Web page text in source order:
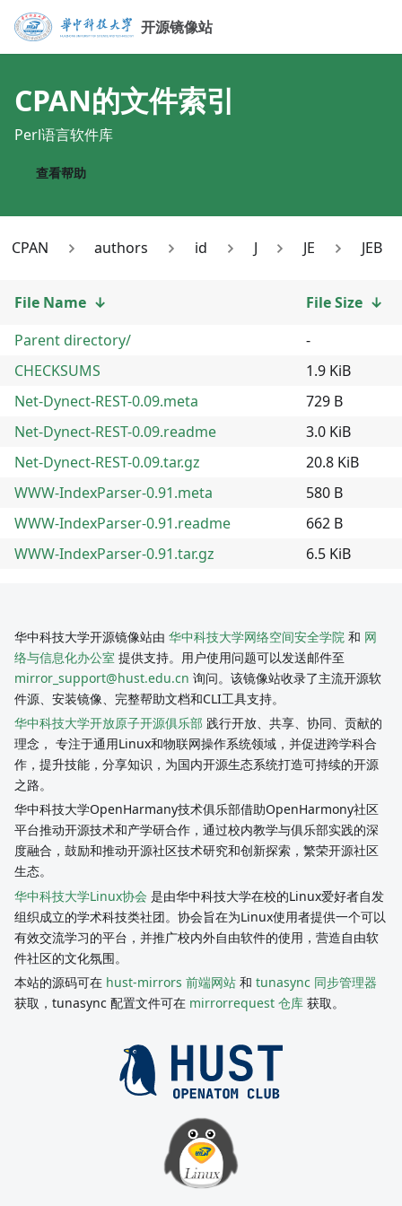
开源镜像站
CPAN的文件索引
Perl语言软件库
查看帮助
CPAN authors id J JE JEB
File Name ↓ File Size ↓
Parent directory/
-
CHECKSUMS
1.9 KiB
Net-Dynect-REST-0.09.meta
729 B
Net-Dynect-REST-0.09.readme
3.0 KiB
Net-Dynect-REST-0.09.tar.gz
20.8 KiB
WWW-IndexParser-0.91.meta
580 B
WWW-IndexParser-0.91.readme
662 B
WWW-IndexParser-0.91.tar.gz
6.5 KiB
华中科技大学开源镜像站由 华中科技大学网络空间安全学院 和 网
络与信息化办公室 提供支持。用户使用问题可以发送邮件至
mirror_support@hust.edu.cn 询问。该镜像站收录了主流开源软
件源、安装镜像、完整帮助文档和CLI工具支持。
华中科技大学开放原子开源俱乐部 践行开放、共享、协同、贡献的
理念， 专注于通用Linux和物联网操作系统领域，并促进跨学科合
作，提升技能，分享知识，为国内开源生态系统打造可持续的开源
之路。
华中科技大学OpenHarmany技术俱乐部借助OpenHarmony社区
平台推动开源技术和产学研合作，通过校内教学与俱乐部实践的深
度融合，鼓励和推动开源社区技术研究和创新探索，繁荣开源社区
生态。
华中科技大学Linux协会 是由华中科技大学在校的Linux爱好者自发
组织成立的学术科技类社团。协会旨在为Linux使用者提供一个可以
有效交流学习的平台，并推广校内外自由软件的使用，营造自由软
件社区的文化氛围。
本站的源码可在 hust-mirrors 前端网站 和 tunasync 同步管理器
获取，tunasync 配置文件可在 mirrorrequest 仓库 获取。